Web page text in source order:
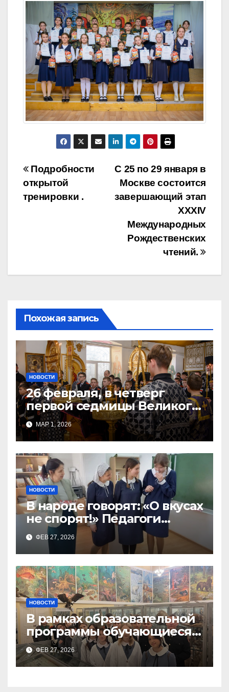
Навигация
по
С 25 по 29 января в
Москве состоится
завершающий этап
XXXIV
Международных
Рождественских
чтений.
Подробности
открытой
тренировки .
Похожая запись
НОВОСТИ
26 февраля, в четверг
первой седмицы Великого
Поста, в Свято-Никольском
храме состоялось Великое
МАР 1, 2026
НОВОСТИ
В народе говорят: «О вкусах
не спорят!» Педагоги
поварского отделения
Тимченко О.О.
ФЕВ 27, 2026
НОВОСТИ
В рамках образовательной
программы обучающиеся
9а,8,9б классов посетили
зоологический музей и
ФЕВ 27, 2026